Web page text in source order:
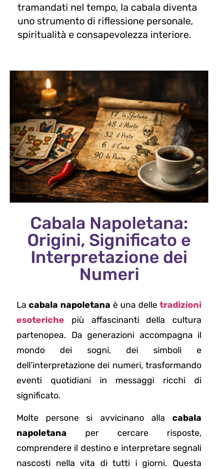
tramandati nel tempo, la cabala diventa
uno strumento di riflessione personale,
spiritualità e consapevolezza interiore.
Cabala Napoletana:
Origini, Significato e
Interpretazione dei
Numeri
La cabala napoletana è una delle tradizioni
esoteriche più affascinanti della cultura
partenopea. Da generazioni accompagna il
mondo dei sogni, dei simboli e
dell’interpretazione dei numeri, trasformando
eventi quotidiani in messaggi ricchi di
significato.
Molte persone si avvicinano alla cabala
napoletana per cercare risposte,
comprendere il destino e interpretare segnali
nascosti nella vita di tutti i giorni. Questa